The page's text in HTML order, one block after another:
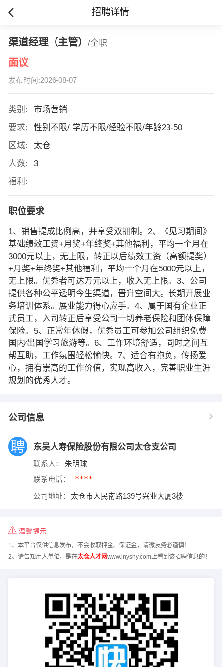
招聘详情
渠道经理（主管） /全职
面议
发布时间:2026-08-07
类别:
市场营销
要求:
性别不限/ 学历不限/经验不限/年龄23-50
区域:
太仓
人数:
3
福利:
职位要求
1、销售提成比例高，并享受双拥制。2、《见习期间》
基础绩效工资+月奖+年终奖+其他福利，平均一个月在
3000元以上，无上限，转正以后绩效工资（高额提奖）
+月奖+年终奖+其他福利，平均一个月在5000元以上，
无上限。优秀者可达万元以上，收入无上限。3、公司
提供各种公平透明今生渠道，晋升空间大。长期开展业
务培训体系。展业能力得心应手。4、属于国有企业正
式员工，入司转正后享受公司一切养老保险和团体保障
保险。5、正常年休假，优秀员工可参加公司组织免费
国内∕出国学习旅游等。6、工作环境舒适，同时之间互
帮互助，工作氛围轻松愉快。7、适合有抱负，传扬爱
心，拥有崇高的工作价值，实现高收入，完善职业生涯
规划的优秀人才。
公司信息
东吴人寿保险股份有限公司太仓支公司
联系人： 朱明球
联系电话： ****
公司地址： 太仓市人民南路139号兴业大厦3楼
温馨提示
1、本平台仅供信息发布，不会收取押金、保证金，请微友务必谨慎！
2、请告知用人单位，是在太仓人才网www.lnyshy.com上看到该招聘信息的！